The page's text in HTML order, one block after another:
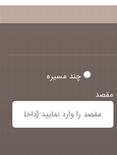
چند مسیره
مقصد